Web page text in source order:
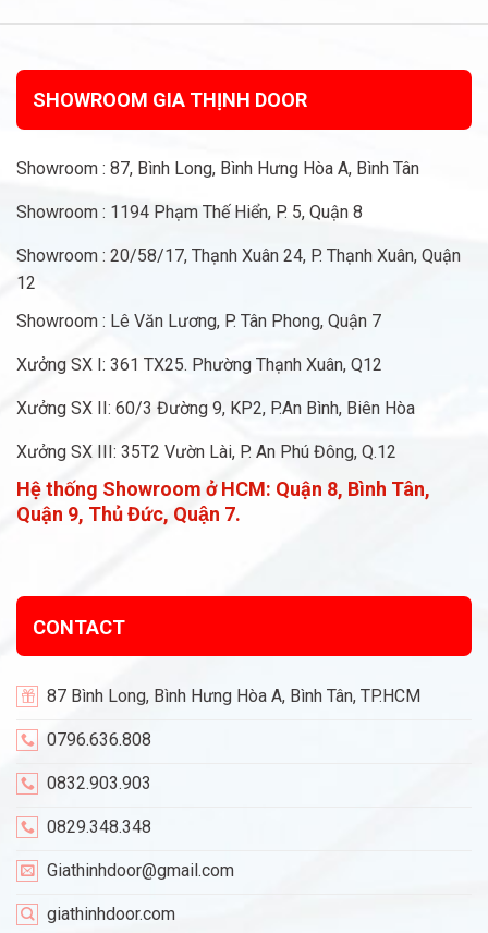
SHOWROOM GIA THỊNH DOOR
Showroom : 87, Bình Long, Bình Hưng Hòa A, Bình Tân
Showroom : 1194 Phạm Thế Hiển, P. 5, Quận 8
Showroom : 20/58/17, Thạnh Xuân 24, P. Thạnh Xuân, Quận
12
Showroom : Lê Văn Lương, P. Tân Phong, Quận 7
Xưởng SX I: 361 TX25. Phường Thạnh Xuân, Q12
Xưởng SX II: 60/3 Đường 9, KP2, P.An Bình, Biên Hòa
Xưởng SX III: 35T2 Vườn Lài, P. An Phú Đông, Q.12
Hệ thống Showroom ở HCM: Quận 8, Bình Tân,
Quận 9, Thủ Đức, Quận 7.
CONTACT
87 Bình Long, Bình Hưng Hòa A, Bình Tân, TP.HCM
0796.636.808
0832.903.903
0829.348.348
Giathinhdoor@gmail.com
giathinhdoor.com